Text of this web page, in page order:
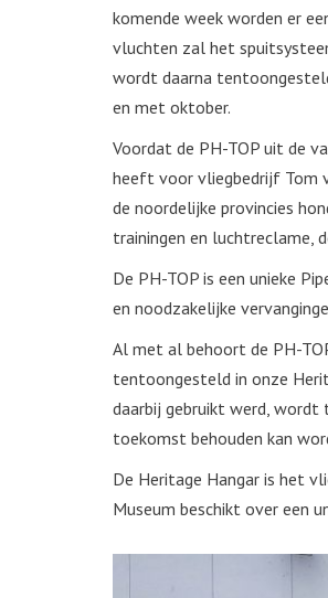
komende week worden er
vluchten zal het
wordt daarna
en met oktober.
Voordat de PH-TOP uit de
heeft voor vliegbedrijf Tom
de noordelijke provincies
trainingen en luchtreclame,
De PH-TOP is een unieke
en noodzakelijke
Al met al behoort de PH-
tentoongesteld in onze
daarbij gebruikt werd, wordt
toekomst behouden kan
De Heritage Hangar is het
Museum beschikt over een
.